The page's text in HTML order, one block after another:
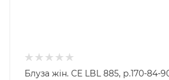
Блуза жін. CE LBL 885, р.170-84-